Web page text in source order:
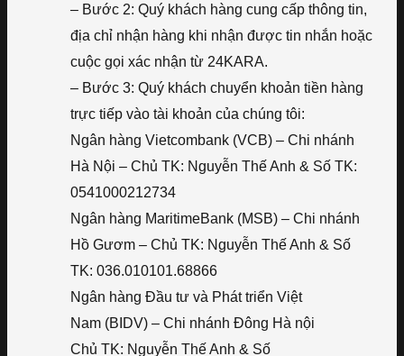
– Bước 2: Quý khách hàng cung cấp thông tin,
địa chỉ nhận hàng khi nhận được tin nhắn hoặc
cuộc gọi xác nhận từ 24KARA.
– Bước 3: Quý khách chuyển khoản tiền hàng
trực tiếp vào tài khoản của chúng tôi:
Ngân hàng Vietcombank (VCB) – Chi nhánh
Hà Nội – Chủ TK: Nguyễn Thế Anh & Số TK:
0541000212734
Ngân hàng MaritimeBank (MSB) – Chi nhánh
Hồ Gươm – Chủ TK: Nguyễn Thế Anh & Số
TK: 036.010101.68866
Ngân hàng Đầu tư và Phát triển Việt
Nam (BIDV) – Chi nhánh Đông Hà nội
Chủ TK: Nguyễn Thế Anh & Số